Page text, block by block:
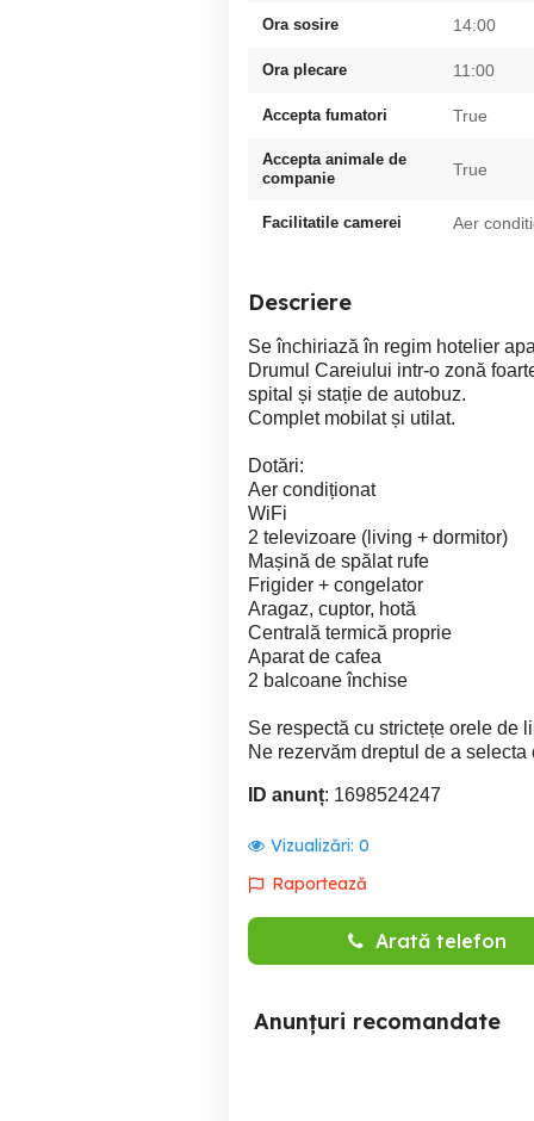
Ora sosire 14:00
Ora plecare 11:00
Accepta fumatori True
Accepta animale de
companie
True
Facilitatile camerei Aer
Descriere
Se închiriază în regim hotelier
Drumul Careiului intr-o zonă
spital și stație de autobuz.
Complet mobilat și utilat.
Dotări:
Aer condiționat
WiFi
2 televizoare (living + dormitor)
Mașină de spălat rufe
Frigider + congelator
Aragaz, cuptor, hotă
Centrală termică proprie
Aparat de cafea
2 balcoane închise
Se respectă cu strictețe orele de
Ne rezervăm dreptul de a selecta
ID anunț: 1698524247
Vizualizări: 0
Raportează
Arată telefon
Anunțuri recomandate